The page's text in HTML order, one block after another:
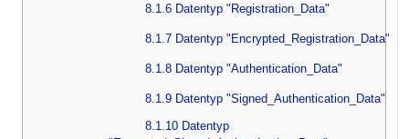
8.1.6 Datentyp "Registration_Data"
8.1.7 Datentyp "Encrypted_Registration_Data"
8.1.8 Datentyp "Authentication_Data"
8.1.9 Datentyp "Signed_Authentication_Data"
8.1.10 Datentyp